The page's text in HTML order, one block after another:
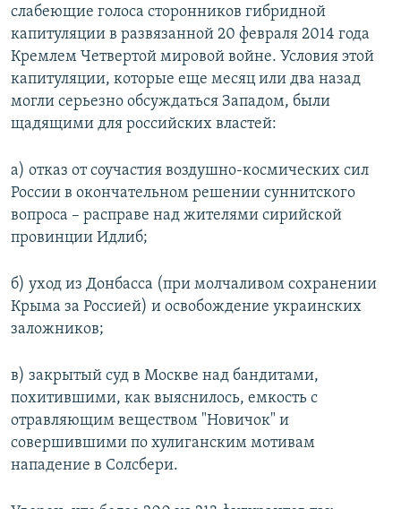
слабеющие голоса сторонников гибридной
капитуляции в развязанной 20 февраля 2014 года
Кремлем Четвертой мировой войне. Условия этой
капитуляции, которые еще месяц или два назад
могли серьезно обсуждаться Западом, были
щадящими для российских властей:
а) отказ от соучастия воздушно-космических сил
России в окончательном решении суннитского
вопроса – расправе над жителями сирийской
провинции Идлиб;
б) уход из Донбасса (при молчаливом сохранении
Крыма за Россией) и освобождение украинских
заложников;
в) закрытый суд в Москве над бандитами,
похитившими, как выяснилось, емкость с
отравляющим веществом "Новичок" и
совершившими по хулиганским мотивам
нападение в Солсбери.